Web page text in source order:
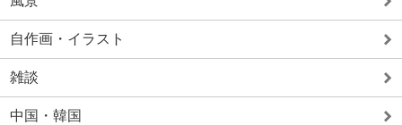
自作画・イラスト
雑談
中国・韓国